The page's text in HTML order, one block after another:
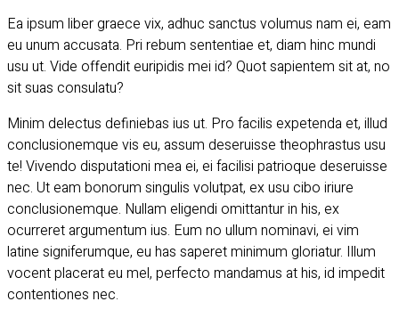
Ea ipsum liber graece vix, adhuc sanctus volumus nam ei, eam
eu unum accusata. Pri rebum sententiae et, diam hinc mundi
usu ut. Vide offendit euripidis mei id? Quot sapientem sit at, no
sit suas consulatu?
Minim delectus definiebas ius ut. Pro facilis expetenda et, illud
conclusionemque vis eu, assum deseruisse theophrastus usu
te! Vivendo disputationi mea ei, ei facilisi patrioque deseruisse
nec. Ut eam bonorum singulis volutpat, ex usu cibo iriure
conclusionemque. Nullam eligendi omittantur in his, ex
ocurreret argumentum ius. Eum no ullum nominavi, ei vim
latine signiferumque, eu has saperet minimum gloriatur. Illum
vocent placerat eu mel, perfecto mandamus at his, id impedit
contentiones nec.